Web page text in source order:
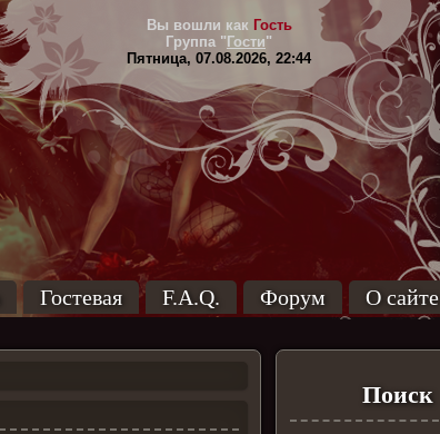
Вы вошли как Гость
Группа " Гости"
Пятница, 07.08.2026, 22:44
Гостевая F.A.Q. Форум О сайте
Поиск